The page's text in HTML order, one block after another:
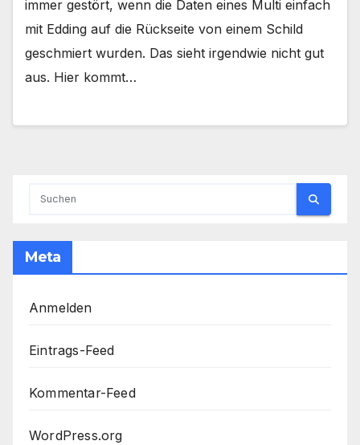
immer gestört, wenn die Daten eines Multi einfach
mit Edding auf die Rückseite von einem Schild
geschmiert wurden. Das sieht irgendwie nicht gut
aus. Hier kommt…
Meta
Anmelden
Eintrags-Feed
Kommentar-Feed
WordPress.org